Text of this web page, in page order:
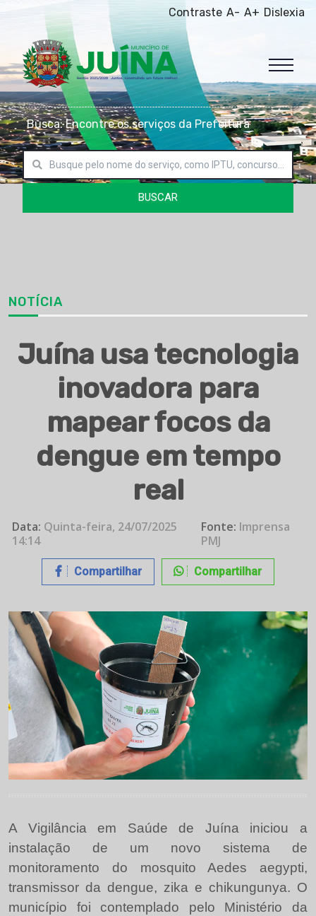
Contraste A- A+ Dislexia
Busca: Encontre os serviços da Prefeitura
BUSCAR
NOTÍCIA
Juína usa tecnologia
inovadora para
mapear focos da
dengue em tempo
real
Data: Quinta-feira, 24/07/2025
14:14
Fonte: Imprensa
PMJ
Compartilhar Compartilhar
A Vigilância em Saúde de Juína iniciou a
instalação de um novo sistema de
monitoramento do mosquito Aedes aegypti,
transmissor da dengue, zika e chikungunya. O
município foi contemplado pelo Ministério da